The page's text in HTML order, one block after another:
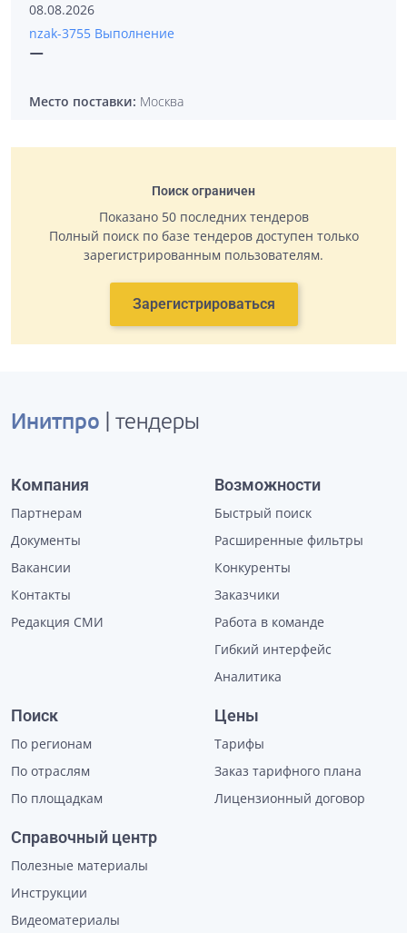
08.08.2026
nzak-3755 Выполнение
—
Место поставки: Москва
Поиск ограничен
Показано 50 последних тендеров
Полный поиск по базе тендеров доступен только
зарегистрированным пользователям.
Зарегистрироваться
Инитпро | тендеры
Компания
Партнерам
Документы
Вакансии
Контакты
Редакция СМИ
Возможности
Быстрый поиск
Расширенные фильтры
Конкуренты
Заказчики
Работа в команде
Гибкий интерфейс
Аналитика
Поиск
По регионам
По отраслям
По площадкам
Цены
Тарифы
Заказ тарифного плана
Лицензионный договор
Справочный центр
Полезные материалы
Инструкции
Видеоматериалы